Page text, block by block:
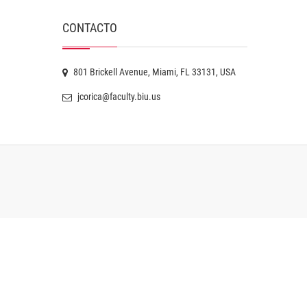
CONTACTO
801 Brickell Avenue, Miami, FL 33131, USA
jcorica@faculty.biu.us